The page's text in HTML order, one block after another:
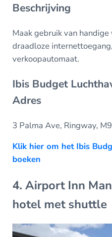
Beschrijving
Maak gebruik van
draadloze
verkoopautomaat.
Ibis Budget
Adres
3 Palma Ave, Ringway,
Klik hier om het Ibis
boeken
4. Airport Inn
hotel met shuttle